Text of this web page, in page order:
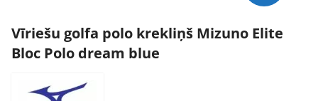
Vīriešu golfa polo krekliņš Mizuno Elite
Bloc Polo dream blue